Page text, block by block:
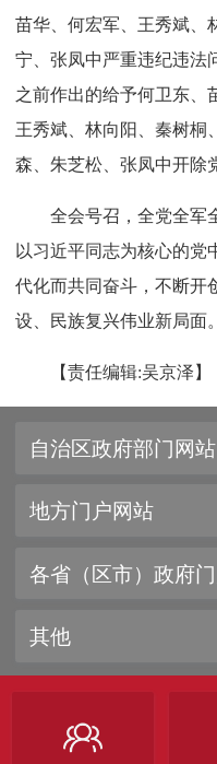
苗华、何宏军、王秀斌、
宁、张凤中严重违纪违法
之前作出的给予何卫东、
王秀斌、林向阳、秦树桐
森、朱芝松、张凤中开除
全会号召，全党全军
以习近平同志为核心的党
代化而共同奋斗，不断开
设、民族复兴伟业新局面。
【责任编辑:吴京泽】
自治区政府部门网站
地方门户网站
各省（区市）政府
其他